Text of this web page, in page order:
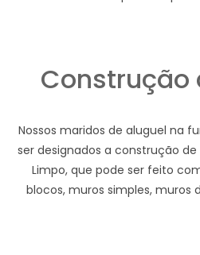
Construção
Nossos maridos de aluguel na
ser designados a construção
Limpo, que pode ser feito
blocos, muros simples, muros